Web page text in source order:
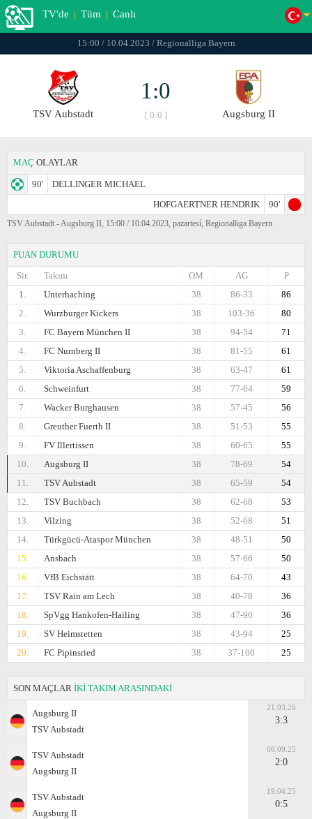
TV'de | Tüm | Canlı
15:00 / 10.04.2023 / Regionalliga Bayern
TSV Aubstadt
1:0
[ 0:0 ] Augsburg II
MAÇ OLAYLAR
90'
DELLINGER MICHAEL
HOFGAERTNER HENDRIK
90'
TSV Aubstadt - Augsburg II, 15:00 / 10.04.2023, pazartesi̇, Regionalliga Bayern
PUAN DURUMU
Sir.
Takım P
AG
OM
1.
Unterhaching 86
86-33
38
2.
Wurzburger Kickers 80
103-36
38
3.
FC Bayern München II 71
94-54
38
4.
FC Nurnberg II 61
81-55
38
5.
Viktoria Aschaffenburg 61
63-47
38
6.
Schweinfurt 59
77-64
38
7.
Wacker Burghausen 56
57-45
38
8.
Greuther Fuerth II 55
51-53
38
9.
FV Illertissen 55
60-65
38
10.
Augsburg II 54
78-69
38
11.
TSV Aubstadt 54
65-59
38
12.
TSV Buchbach 53
62-68
38
13.
Vilzing 51
52-68
38
14.
Türkgücü-Ataspor München 50
48-51
38
15.
Ansbach 50
57-66
38
16.
VfB Eichstätt 43
64-70
38
17.
TSV Rain am Lech 36
40-78
38
18.
SpVgg Hankofen-Hailing 36
47-90
38
19.
SV Heimstetten 25
43-94
38
20.
FC Pipinsried 25
37-100
38
SON MAÇLAR İKİ TAKIM ARASINDAKİ
Augsburg II
TSV Aubstadt
21.03.26
3:3
TSV Aubstadt
Augsburg II
06.09.25
2:0
TSV Aubstadt
Augsburg II
19.04.25
0:5